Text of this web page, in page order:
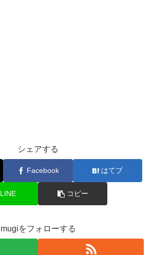
シェアする
Facebook はてブ
LINE コピー
mugiをフォローする